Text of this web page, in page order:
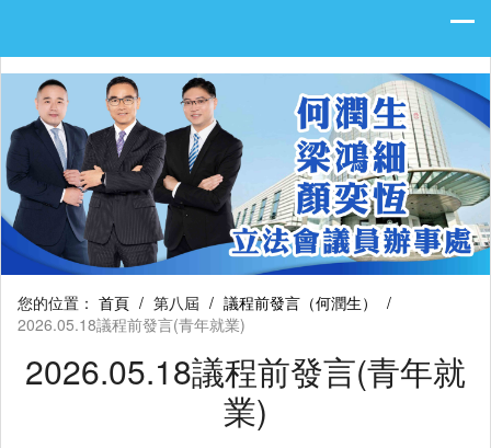
您的位置： 首頁 / 第八屆 / 議程前發言（何潤生）
/
2026.05.18議程前發言(青年就業)
2026.05.18議程前發言(青年就
業)